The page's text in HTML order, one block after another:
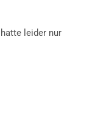
leider nur